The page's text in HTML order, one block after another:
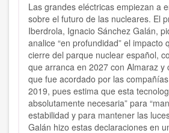
Las grandes eléctricas empiezan a
sobre el futuro de las nucleares. El
Iberdrola, Ignacio Sánchez Galán,
analice “en profundidad” el impacto
cierre del parque nuclear español,
que arranca en 2027 con Almaraz y
que fue acordado por las
2019, pues estima que esta
absolutamente necesaria” para
estabilidad y para mantener las
Galán hizo estas declaraciones en